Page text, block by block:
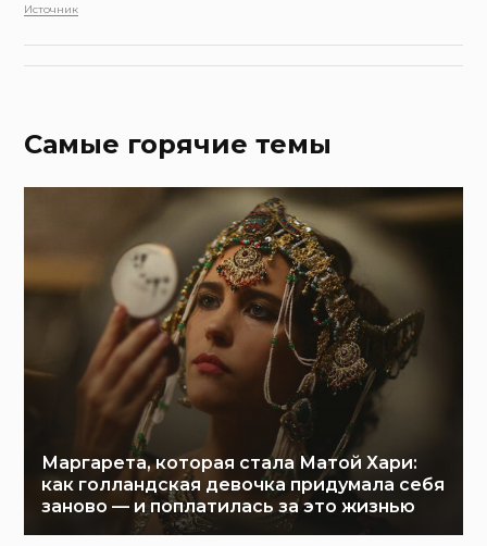
Источник
Самые горячие темы
Маргарета, которая стала Матой Хари:
как голландская девочка придумала себя
заново — и поплатилась за это жизнью